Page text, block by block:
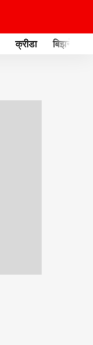
क्रीडा बिझनेस